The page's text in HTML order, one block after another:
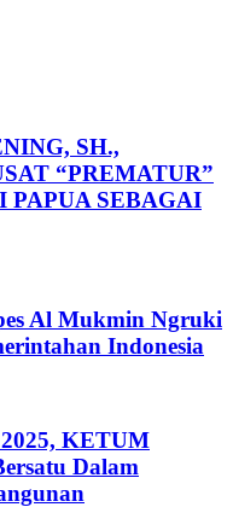
SH.,
“PREMATUR”
SEBAGAI
Al Mukmin Ngruki
Indonesia
KETUM
Dalam